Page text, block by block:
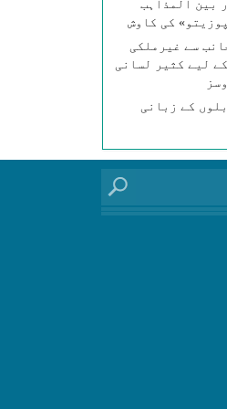
بین المذاہب
کی کاوش
سے غیرملکی
لیے کثیر لسانی
کے زبانی